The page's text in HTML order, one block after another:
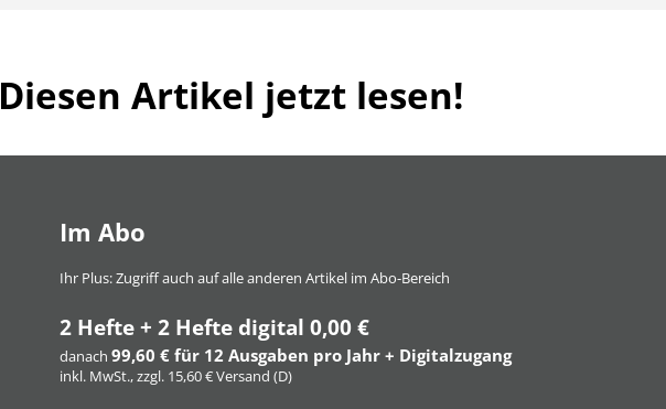
Diesen Artikel jetzt lesen!
Im Abo
Ihr Plus: Zugriff auch auf alle anderen Artikel im Abo-Bereich
2 Hefte + 2 Hefte digital 0,00 €
danach 99,60 € für 12 Ausgaben pro Jahr + Digitalzugang
inkl. MwSt., zzgl. 15,60 € Versand (D)